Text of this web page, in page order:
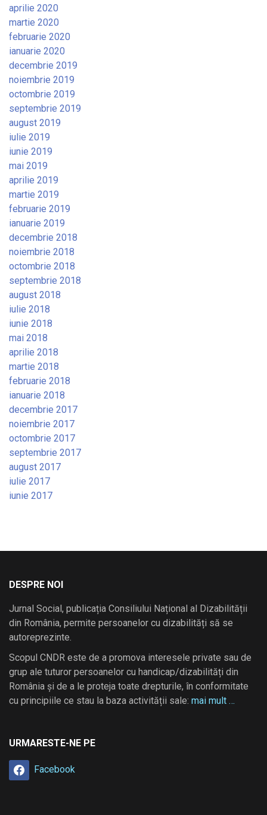
aprilie 2020
martie 2020
februarie 2020
ianuarie 2020
decembrie 2019
noiembrie 2019
octombrie 2019
septembrie 2019
august 2019
iulie 2019
iunie 2019
mai 2019
aprilie 2019
martie 2019
februarie 2019
ianuarie 2019
decembrie 2018
noiembrie 2018
octombrie 2018
septembrie 2018
august 2018
iulie 2018
iunie 2018
mai 2018
aprilie 2018
martie 2018
februarie 2018
ianuarie 2018
decembrie 2017
noiembrie 2017
octombrie 2017
septembrie 2017
august 2017
iulie 2017
iunie 2017
DESPRE NOI
Jurnal Social, publicația Consiliului Național al Dizabilității
din România, permite persoanelor cu dizabilități să se
autoreprezinte.
Scopul CNDR este de a promova interesele private sau de
grup ale tuturor persoanelor cu handicap/dizabilități din
România și de a le proteja toate drepturile, în conformitate
cu principiile ce stau la baza activității sale: mai mult …
URMARESTE-NE PE
Facebook